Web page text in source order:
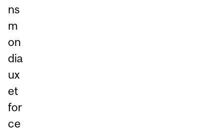
ns
m
on
dia
ux
et
for
ce